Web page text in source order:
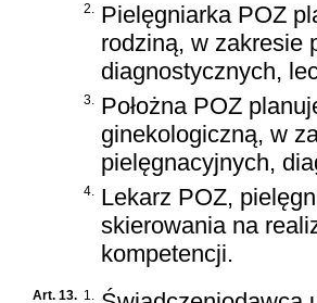
2. Pielęgniarka POZ
rodziną, w zakresie
diagnostycznych,
3. Położna POZ
ginekologiczną, w
pielęgnacyjnych,
4. Lekarz POZ,
skierowania na
kompetencji.
Art. 13. 1.